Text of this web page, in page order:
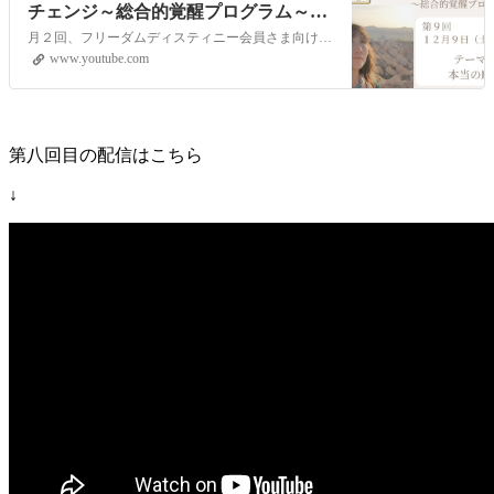
チェンジ～総合的覚醒プログラム～」
YouTubeライブヒーリングイベント
月２回、フリーダムディスティニー会員さま向けに遠隔ヒーリングLOVINGサポートをYouTubeの生配信でお届けします。視聴者参加型のイベントとなりますので次回、どんなテーマで講座を開いてほしいか？等のリクエストや配信中のコメントもお受付しています！【第９回目）配信日時】１２月 ９日（土）１０：００～（約４０分）…
www.youtube.com
第八回目の配信はこちら
↓